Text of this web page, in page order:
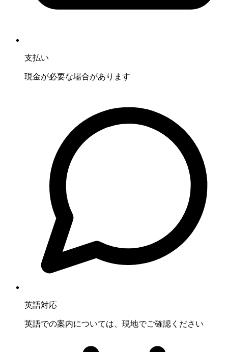
支払い
現金が必要な場合があります
英語対応
英語での案内については、現地でご確認ください